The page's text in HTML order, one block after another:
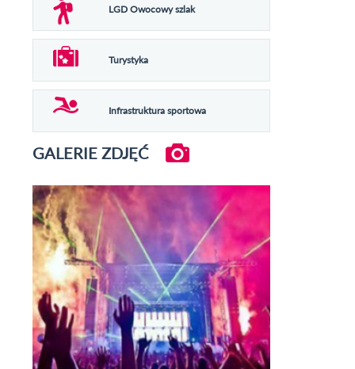
LGD Owocowy szlak
Turystyka
Infrastruktura sportowa
GALERIE ZDJĘĆ